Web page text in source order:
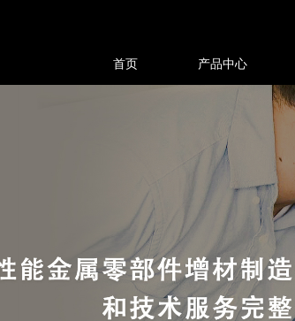
首页 产品中心